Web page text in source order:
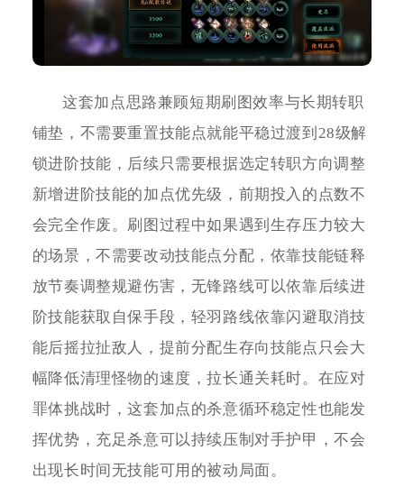
这套加点思路兼顾短期刷图效率与长期转职
铺垫，不需要重置技能点就能平稳过渡到28级解
锁进阶技能，后续只需要根据选定转职方向调整
新增进阶技能的加点优先级，前期投入的点数不
会完全作废。刷图过程中如果遇到生存压力较大
的场景，不需要改动技能点分配，依靠技能链释
放节奏调整规避伤害，无锋路线可以依靠后续进
阶技能获取自保手段，轻羽路线依靠闪避取消技
能后摇拉扯敌人，提前分配生存向技能点只会大
幅降低清理怪物的速度，拉长通关耗时。在应对
罪体挑战时，这套加点的杀意循环稳定性也能发
挥优势，充足杀意可以持续压制对手护甲，不会
出现长时间无技能可用的被动局面。